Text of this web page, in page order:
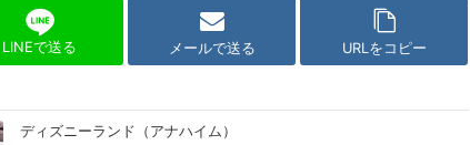
LINEで送る メールで送る URLをコピー
ディズニーランド（アナハイム）